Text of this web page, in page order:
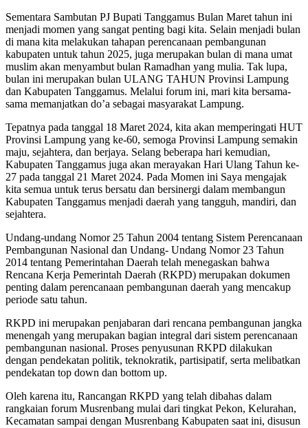
Sementara Sambutan PJ Bupati Tanggamus Bulan Maret tahun ini
menjadi momen yang sangat penting bagi kita. Selain menjadi bulan
di mana kita melakukan tahapan perencanaan pembangunan
kabupaten untuk tahun 2025, juga merupakan bulan di mana umat
muslim akan menyambut bulan Ramadhan yang mulia. Tak lupa,
bulan ini merupakan bulan ULANG TAHUN Provinsi Lampung
dan Kabupaten Tanggamus. Melalui forum ini, mari kita bersama-
sama memanjatkan do’a sebagai masyarakat Lampung.
Tepatnya pada tanggal 18 Maret 2024, kita akan memperingati HUT
Provinsi Lampung yang ke-60, semoga Provinsi Lampung semakin
maju, sejahtera, dan berjaya. Selang beberapa hari kemudian,
Kabupaten Tanggamus juga akan merayakan Hari Ulang Tahun ke-
27 pada tanggal 21 Maret 2024. Pada Momen ini Saya mengajak
kita semua untuk terus bersatu dan bersinergi dalam membangun
Kabupaten Tanggamus menjadi daerah yang tangguh, mandiri, dan
sejahtera.
Undang-undang Nomor 25 Tahun 2004 tentang Sistem Perencanaan
Pembangunan Nasional dan Undang- Undang Nomor 23 Tahun
2014 tentang Pemerintahan Daerah telah menegaskan bahwa
Rencana Kerja Pemerintah Daerah (RKPD) merupakan dokumen
penting dalam perencanaan pembangunan daerah yang mencakup
periode satu tahun.
RKPD ini merupakan penjabaran dari rencana pembangunan jangka
menengah yang merupakan bagian integral dari sistem perencanaan
pembangunan nasional. Proses penyusunan RKPD dilakukan
dengan pendekatan politik, teknokratik, partisipatif, serta melibatkan
pendekatan top down dan bottom up.
Oleh karena itu, Rancangan RKPD yang telah dibahas dalam
rangkaian forum Musrenbang mulai dari tingkat Pekon, Kelurahan,
Kecamatan sampai dengan Musrenbang Kabupaten saat ini, disusun